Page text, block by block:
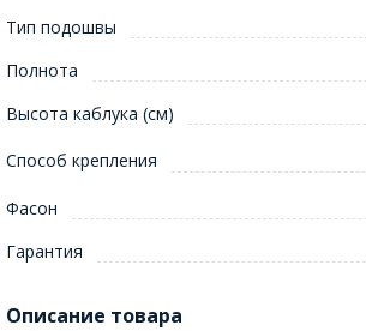
Тип подошвы
Полнота
Высота каблука (см)
Способ крепления
Фасон
Гарантия
Описание товара